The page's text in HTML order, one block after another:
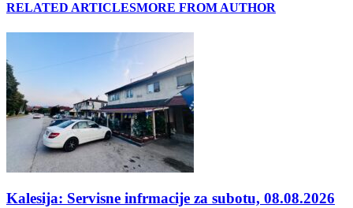
RELATED ARTICLESMORE FROM AUTHOR
Kalesija: Servisne infrmacije za subotu, 08.08.2026